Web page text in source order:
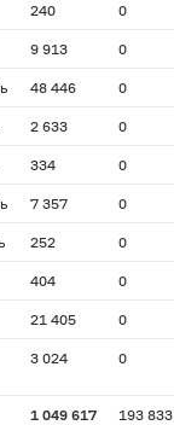
240 0
9 913 0
48 446 0
2 633 0
334 0
7 357 0
252 0
404 0
21 405 0
3 024 0
1 049 617 193 833